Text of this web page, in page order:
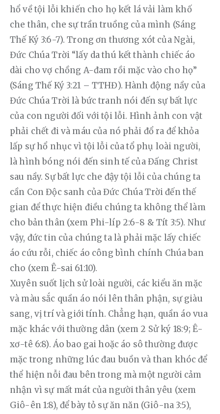
hổ về tội lỗi khiến cho họ kết lá vải làm khố
che thân, che sự trần truồng của mình (Sáng
Thế Ký 3:6-7). Trong ơn thương xót của Ngài,
Đức Chúa Trời “lấy da thú kết thành chiếc áo
dài cho vợ chồng A-đam rồi mặc vào cho họ”
(Sáng Thế Ký 3:21 – TTHĐ). Hành động nầy của
Đức Chúa Trời là bức tranh nói đến sự bất lực
của con người đối với tội lỗi. Hình ảnh con vật
phải chết đi và máu của nó phải đổ ra để khỏa
lấp sự hổ nhục vì tội lỗi của tổ phụ loài người,
là hình bóng nói đến sinh tế của Đấng Christ
sau nầy. Sự bất lực che đậy tội lỗi của chúng ta
cần Con Độc sanh của Đức Chúa Trời đến thế
gian để thực hiện điều chúng ta không thể làm
cho bản thân (xem Phi-líp 2:6-8 & Tít 3:5). Như
vậy, đức tin của chúng ta là phải mặc lấy chiếc
áo cứu rỗi, chiếc áo công bình chính Chúa ban
cho (xem Ê-sai 61:10).
Xuyên suốt lịch sử loài người, các kiểu ăn mặc
và màu sắc quần áo nói lên thân phận, sự giàu
sang, vị trí và giới tính. Chẳng hạn, quần áo vua
mặc khác với thường dân (xem 2 Sử ký 18:9; Ê-
xơ-tê 6:8). Áo bao gai hoặc áo sô thường được
mặc trong những lúc đau buồn và than khóc để
thể hiện nỗi đau bên trong mà một người cảm
nhận vì sự mất mát của người thân yêu (xem
Giô-ên 1:8), để bày tỏ sự ăn năn (Giô-na 3:5),